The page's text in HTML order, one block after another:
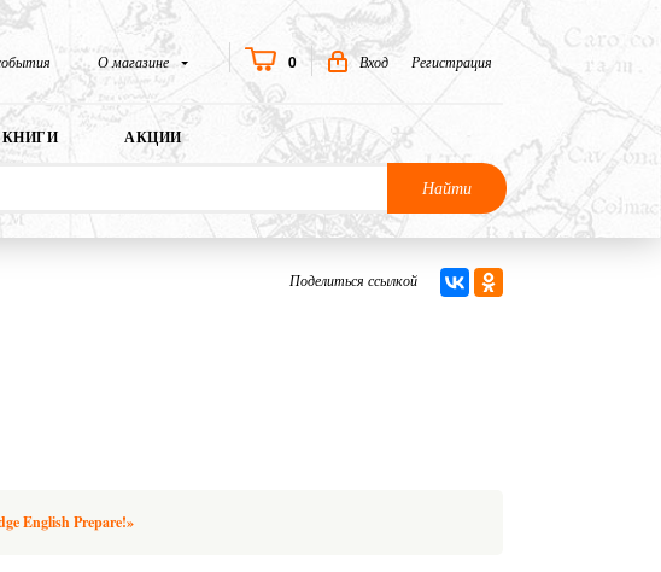
О магазине 0 Вход Регистрация
АКЦИИ
Найти
Поделиться ссылкой
English Prepare!»